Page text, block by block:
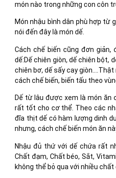
món nào trong những con côn
Món nhậu bình dân phù hợp từ
nói đến đây là món dế.
Cách chế biến cũng đơn
dế:Dế chiên giòn, dế chiên bột,
chiên bơ, dế sấy cay
cách chế biến, biến tấu theo
Dế từ lâu được xem là món ăn
rất tốt cho cơ thể. Theo các
đĩa thịt dế có hàm lượng dinh
nhưng, cách chế biến món ăn
Nhậu đủ thứ với dế chứa rất
Chất đạm, Chất béo, Sắt,
không thể bỏ qua với nhiều chất